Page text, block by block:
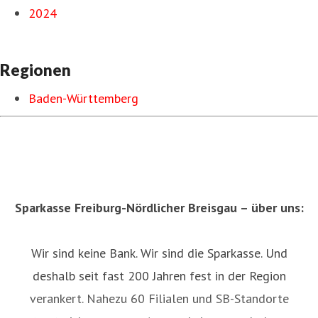
2024
Regionen
Baden-Württemberg
Sparkasse Freiburg-Nördlicher Breisgau – über uns:
Wir sind keine Bank. Wir sind die Sparkasse. Und
deshalb seit fast 200 Jahren fest in der Region
verankert. Nahezu 60 Filialen und SB-Standorte